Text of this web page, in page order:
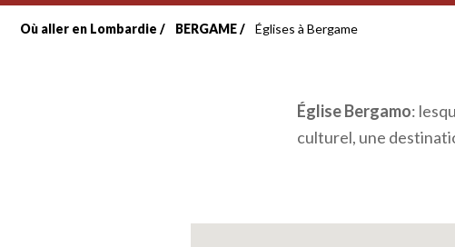
Où aller en Lombardie BERGAME Églises à Bergame
Église Bergamo:
culturel, une